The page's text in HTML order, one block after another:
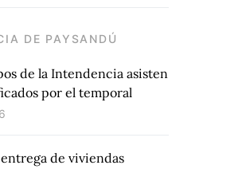
DE PAYSANDÚ
de la Intendencia asisten
por el temporal
de viviendas